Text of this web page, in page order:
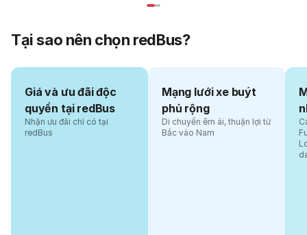
Tại sao nên chọn redBus?
Giá và ưu đãi độc
quyền tại redBus
Nhận ưu đãi chỉ có tại
redBus
Mạng lưới xe buýt
phủ rộng
Di chuyển êm ái, thuận lợi từ
Bắc vào Nam